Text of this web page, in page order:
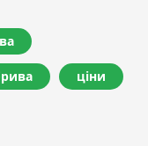
ціни